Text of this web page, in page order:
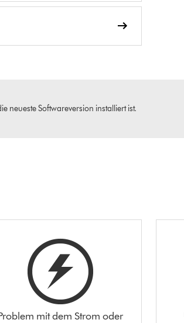
neueste Softwareversion installiert ist.
mit dem Strom oder